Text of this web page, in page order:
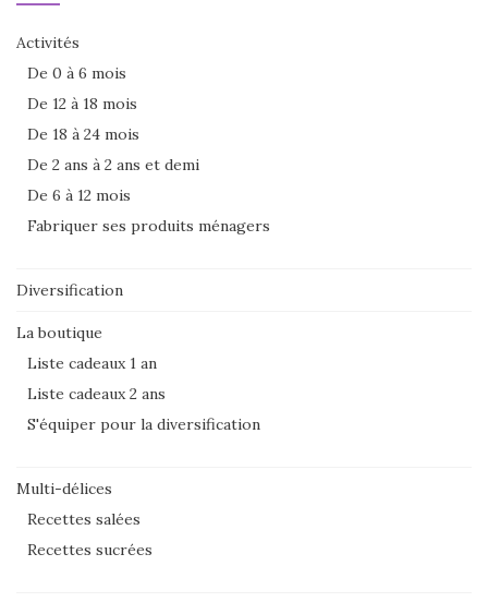
Activités
De 0 à 6 mois
De 12 à 18 mois
De 18 à 24 mois
De 2 ans à 2 ans et demi
De 6 à 12 mois
Fabriquer ses produits ménagers
Diversification
La boutique
Liste cadeaux 1 an
Liste cadeaux 2 ans
S'équiper pour la diversification
Multi-délices
Recettes salées
Recettes sucrées